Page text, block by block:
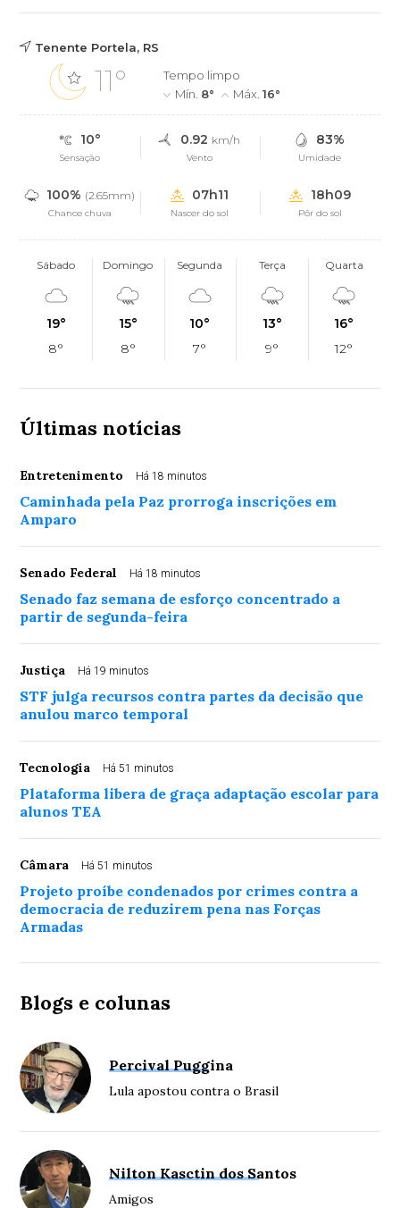
Tenente Portela, RS
11°
Tempo limpo
Mín. 8° Máx.16°
10°
Sensação
0.92 km/h
Vento
83%
Umidade
100% (2.65mm)
Chance chuva
07h11
Nascer do sol
18h09
Pôr do sol
Sábado
19°
8°
Domingo
15°
8°
Segunda
10°
7°
Terça
13°
9°
Quarta
16°
12°
Últimas notícias
Entretenimento Há 18 minutos
Caminhada pela Paz prorroga inscrições em
Amparo
Senado Federal Há 18 minutos
Senado faz semana de esforço concentrado a
partir de segunda-feira
Justiça Há 19 minutos
STF julga recursos contra partes da decisão que
anulou marco temporal
Tecnologia Há 51 minutos
Plataforma libera de graça adaptação escolar para
alunos TEA
Câmara Há 51 minutos
Projeto proíbe condenados por crimes contra a
democracia de reduzirem pena nas Forças
Armadas
Blogs e colunas
Percival Puggina
Lula apostou contra o Brasil
Nilton Kasctin dos Santos
Amigos